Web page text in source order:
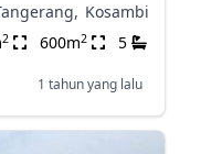
Kosambi
2 600m2 5
1 tahun yang lalu